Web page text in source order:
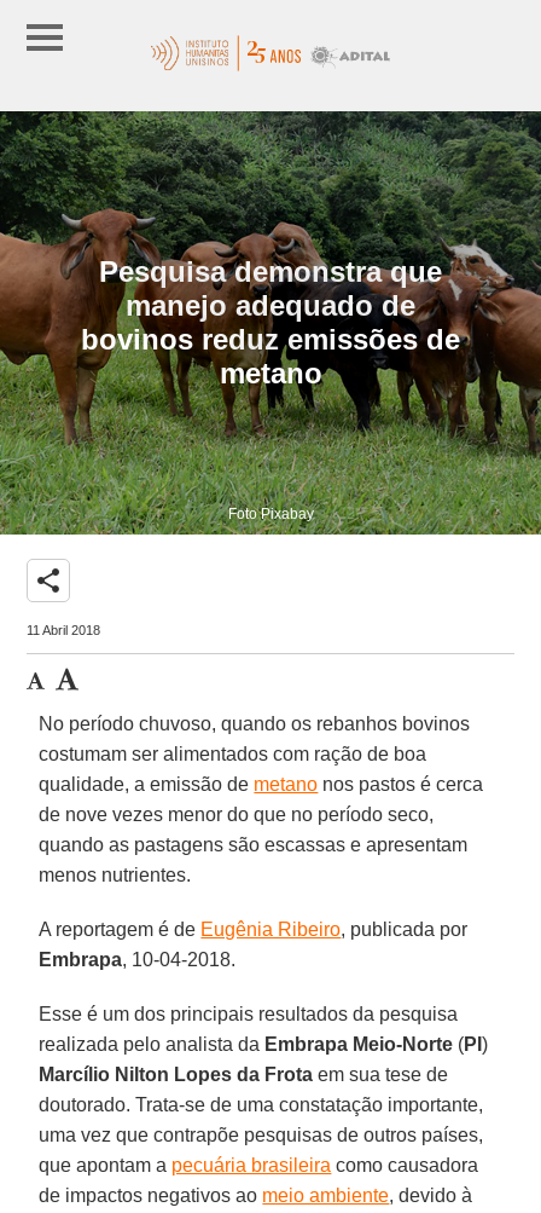
Pesquisa demonstra que
manejo adequado de
bovinos reduz emissões de
metano
Foto Pixabay
share
11 Abril 2018
No período chuvoso, quando os rebanhos bovinos
costumam ser alimentados com ração de boa
qualidade, a emissão de metano nos pastos é cerca
de nove vezes menor do que no período seco,
quando as pastagens são escassas e apresentam
menos nutrientes.
A reportagem é de Eugênia Ribeiro, publicada por
Embrapa, 10-04-2018.
Esse é um dos principais resultados da pesquisa
realizada pelo analista da Embrapa Meio-Norte (PI)
Marcílio Nilton Lopes da Frota em sua tese de
doutorado. Trata-se de uma constatação importante,
uma vez que contrapõe pesquisas de outros países,
que apontam a pecuária brasileira como causadora
de impactos negativos ao meio ambiente, devido à